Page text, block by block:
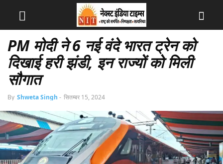
PM मोदी ने 6 नई वंदे भारत ट्रेन को
दिखाई हरी झंडी, इन राज्यों को मिली
सौगात
By Shweta Singh - सितम्बर 15, 2024